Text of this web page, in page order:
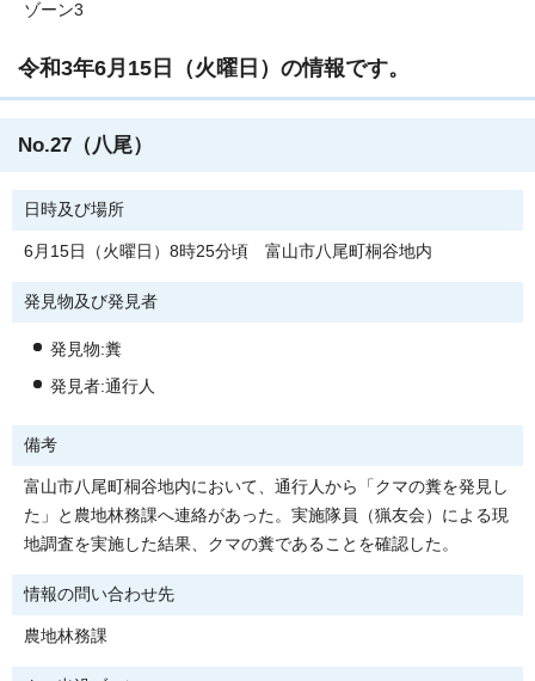
ゾーン3
令和3年6月15日（火曜日）の情報です。
No.27（八尾）
日時及び場所
6月15日（火曜日）8時25分頃 富山市八尾町桐谷地内
発見物及び発見者
発見物:糞
発見者:通行人
備考
富山市八尾町桐谷地内において、通行人から「クマの糞を発見し
た」と農地林務課へ連絡があった。実施隊員（猟友会）による現
地調査を実施した結果、クマの糞であることを確認した。
情報の問い合わせ先
農地林務課